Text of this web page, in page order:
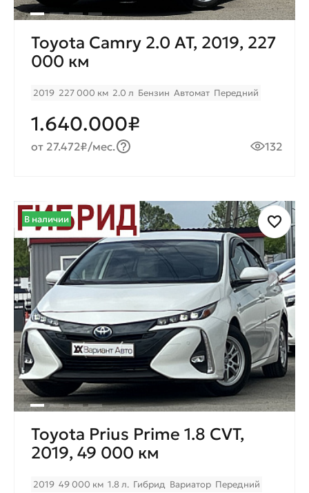
Toyota Camry 2.0 AT, 2019, 227
000 км
2019 227 000 км 2.0 л Бензин Автомат Передний
1.640.000₽
от 27.472₽/мес. 132
В наличии
Toyota Prius Prime 1.8 CVT,
2019, 49 000 км
2019 49 000 км 1.8 л. Гибрид Вариатор Передний